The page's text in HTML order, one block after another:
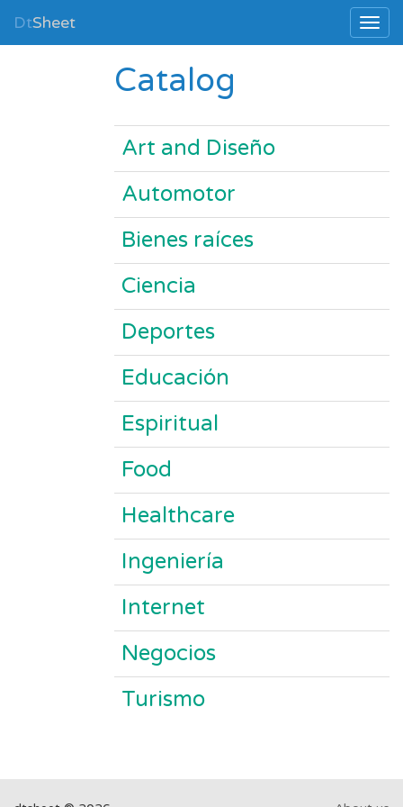
DtSheet
Catalog
Art and Diseño
Automotor
Bienes raíces
Ciencia
Deportes
Educación
Espiritual
Food
Healthcare
Ingeniería
Internet
Negocios
Turismo